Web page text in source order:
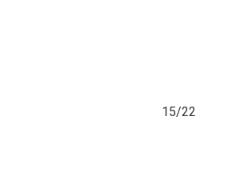
15/22